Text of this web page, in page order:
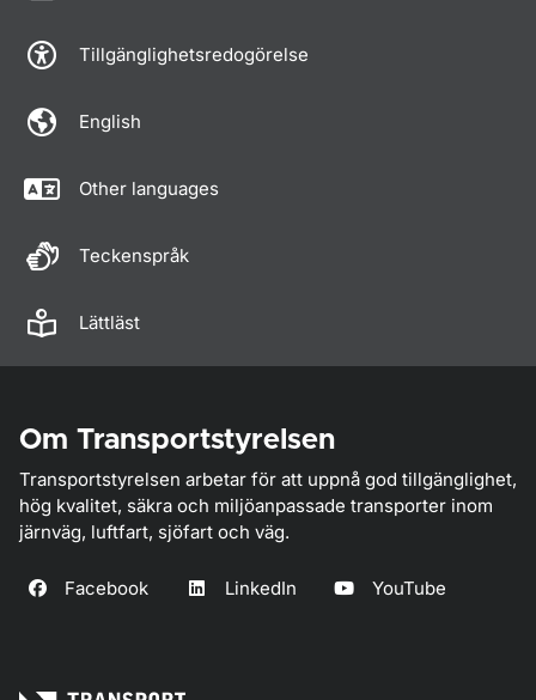
Tillgänglighetsredogörelse
English
Other languages
Teckenspråk
Lättläst
Om Transportstyrelsen
Transportstyrelsen arbetar för att uppnå god tillgänglighet,
hög kvalitet, säkra och miljöanpassade transporter inom
järnväg, luftfart, sjöfart och väg.
Facebook LinkedIn YouTube